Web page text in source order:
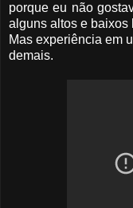
porque eu não
alguns altos e baixos
Mas experiência em
demais.